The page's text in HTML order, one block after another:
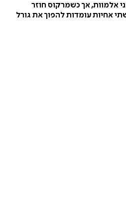
אלמוות, אך כשמרקוס חוזר
אחיות עומדות להפוך את גורל